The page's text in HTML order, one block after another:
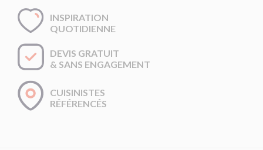
INSPIRATION
QUOTIDIENNE
DEVIS GRATUIT
& SANS ENGAGEMENT
CUISINISTES
RÉFÉRENCÉS